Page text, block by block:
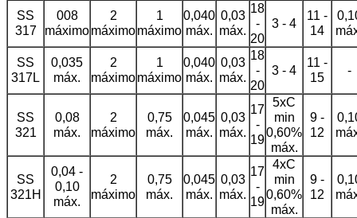
SS
317
008
máximo
2
máximo
1
máximo
0,040
máx.
0,03
máx.
18
-
20
3 - 4
11 -
14
SS
317L
0,035
máx.
2
máximo
1
máximo
0,040
máx.
0,03
máx.
18
-
20
3 - 4
11 -
15
-
SS
321
0,08
máx.
2
máximo
0,75
máx.
0,045
máx.
0,03
máx.
17
-
19
5xC
min
0,60%
máx.
9 -
12
SS
321H
0,04 -
0,10
máx.
2
máximo
0,75
máx.
0,045
máx.
0,03
máx.
17
-
19
4xC
min
0,60%
máx.
9 -
12